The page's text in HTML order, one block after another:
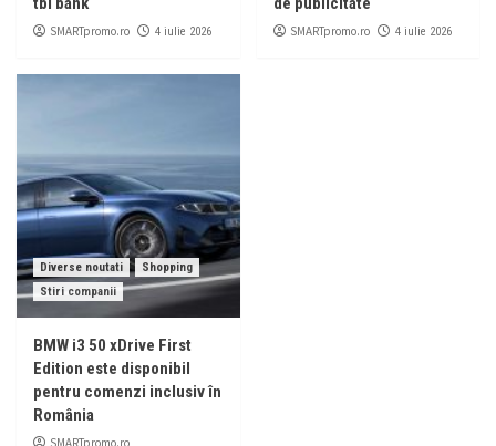
SMARTpromo.ro 4 iulie 2026 SMARTpromo.ro 4 iulie 2026
Diverse noutati
Shopping
Stiri companii
BMW i3 50 xDrive First
Edition este disponibil
pentru comenzi inclusiv în
România
SMARTpromo.ro